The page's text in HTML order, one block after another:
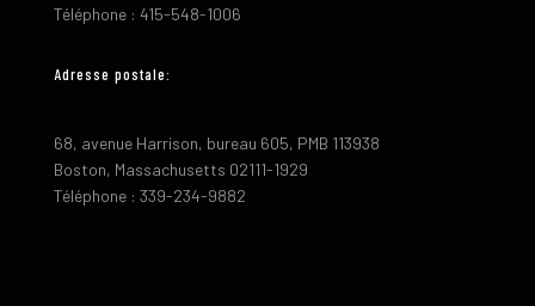
Téléphone : 415-548-1006
Adresse postale:
68, avenue Harrison, bureau 605, PMB 113938
Boston, Massachusetts 02111-1929
Téléphone : 339-234-9882